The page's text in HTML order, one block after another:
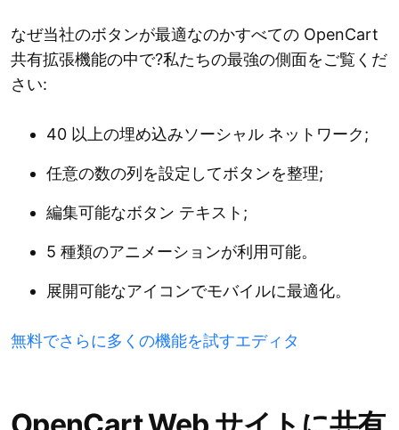
なぜ当社のボタンが最適なのかすべての OpenCart
共有拡張機能の中で?私たちの最強の側面をご覧くだ
さい:
40 以上の埋め込みソーシャル ネットワーク;
任意の数の列を設定してボタンを整理;
編集可能なボタン テキスト;
5 種類のアニメーションが利用可能。
展開可能なアイコンでモバイルに最適化。
無料でさらに多くの機能を試すエディタ